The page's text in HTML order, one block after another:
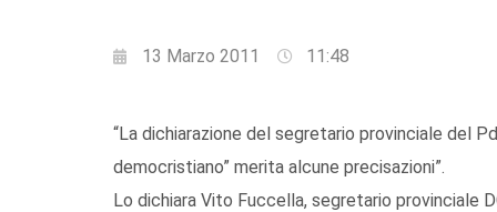
13 Marzo 2011 11:48
“La dichiarazione del segretario provinciale del
democristiano” merita alcune precisazioni”.
Lo dichiara Vito Fuccella, segretario provinciale